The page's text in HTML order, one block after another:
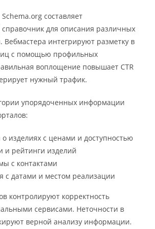
составляет
для описания различных
Вебмастера интегрируют разметку в
с помощью профильных
воплощение повышает CTR
нужный трафик.
упорядоченных информации
изделиях с ценами и доступностью
и рейтинги изделий
с контактами
с датами и местом реализации
контролируют корректность
сервисами. Неточности в
верной анализу информации.